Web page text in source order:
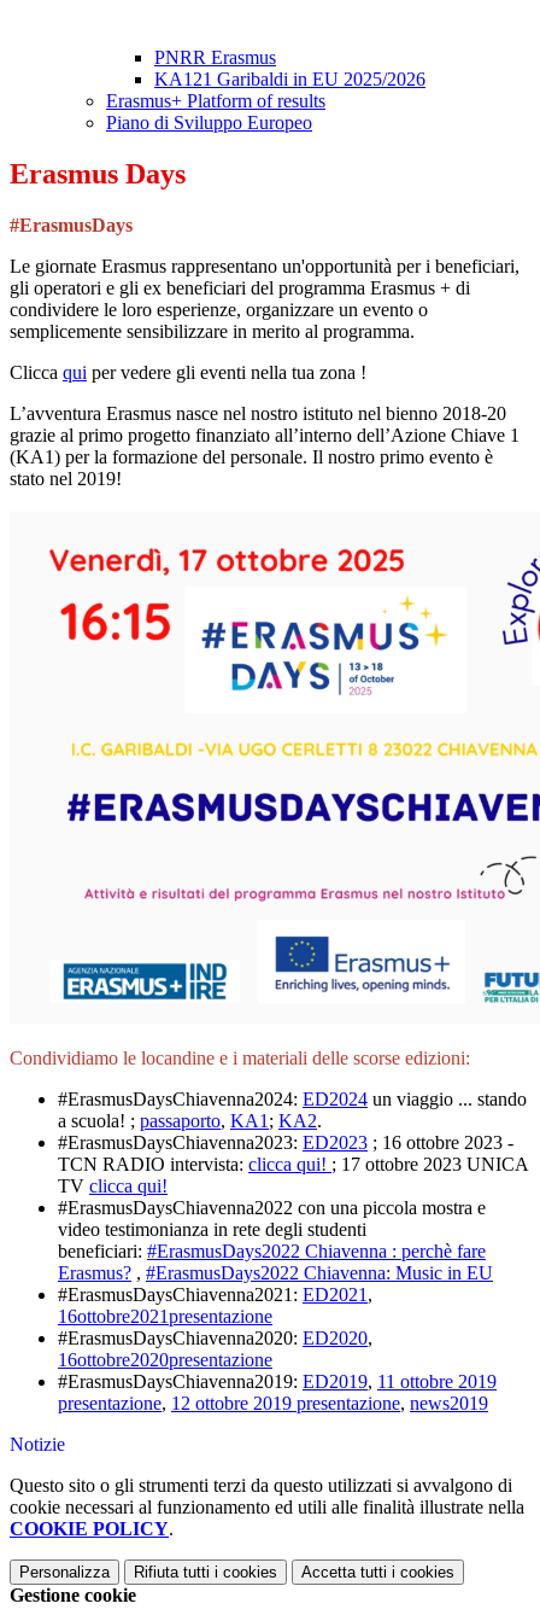
PNRR Erasmus
KA121 Garibaldi in EU 2025/2026
Erasmus+ Platform of results
Piano di Sviluppo Europeo
Erasmus Days
#ErasmusDays
Le giornate Erasmus rappresentano un'opportunità per i beneficiari,
gli operatori e gli ex beneficiari del programma Erasmus + di
condividere le loro esperienze, organizzare un evento o
semplicemente sensibilizzare in merito al programma.
Clicca qui per vedere gli eventi nella tua zona !
L’avventura Erasmus nasce nel nostro istituto nel bienno 2018-20
grazie al primo progetto finanziato all’interno dell’Azione Chiave 1
(KA1) per la formazione del personale. Il nostro primo evento è
stato nel 2019!
Condividiamo le locandine e i materiali delle scorse edizioni:
#ErasmusDaysChiavenna2024: ED2024 un viaggio ... stando
a scuola! ; passaporto, KA1 ; KA2.
#ErasmusDaysChiavenna2023: ED2023 ; 16 ottobre 2023 -
TCN RADIO intervista: clicca qui! ; 17 ottobre 2023 UNICA
TV clicca qui!
#ErasmusDaysChiavenna2022 con una piccola mostra e
video testimonianza in rete degli studenti
beneficiari: #ErasmusDays2022 Chiavenna : perchè fare
Erasmus? , #ErasmusDays2022 Chiavenna: Music in EU
#ErasmusDaysChiavenna2021: ED2021 ,
16ottobre2021presentazione
#ErasmusDaysChiavenna2020: ED2020,
16ottobre2020presentazione
#ErasmusDaysChiavenna2019: ED2019, 11 ottobre 2019
presentazione, 12 ottobre 2019 presentazione, news2019
Notizie
Questo sito o gli strumenti terzi da questo utilizzati si avvalgono di
cookie necessari al funzionamento ed utili alle finalità illustrate nella
COOKIE POLICY.
Personalizza Rifiuta tutti i cookies Accetta tutti i cookies
Gestione cookie